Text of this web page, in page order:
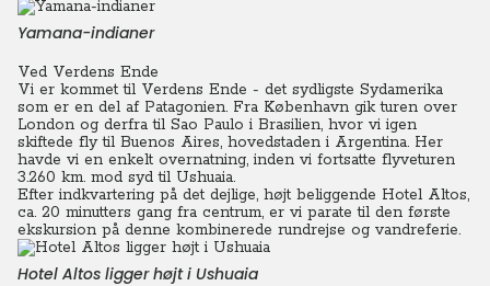
Yamana-indianer
Ved Verdens Ende
Vi er kommet til Verdens Ende - det sydligste Sydamerika
som er en del af Patagonien. Fra København gik turen over
London og derfra til Sao Paulo i Brasilien, hvor vi igen
skiftede fly til Buenos Aires, hovedstaden i Argentina. Her
havde vi en enkelt overnatning, inden vi fortsatte flyveturen
3.260 km. mod syd til Ushuaia.
Efter indkvartering på det dejlige, højt beliggende Hotel Altos,
ca. 20 minutters gang fra centrum, er vi parate til den første
ekskursion på denne kombinerede rundrejse og vandreferie.
Hotel Altos ligger højt i Ushuaia